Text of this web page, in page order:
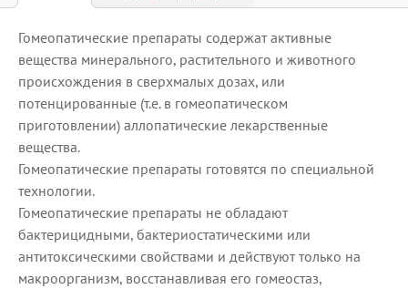
Гомеопатические препараты содержат активные
вещества минерального, растительного и животного
происхождения в сверхмалых дозах, или
потенцированные (т.е. в гомеопатическом
приготовлении) аллопатические лекарственные
вещества.
Гомеопатические препараты готовятся по специальной
технологии.
Гомеопатические препараты не обладают
бактерицидными, бактериостатическими или
антитоксическими свойствами и действуют только на
макроорганизм, восстанавливая его гомеостаз,